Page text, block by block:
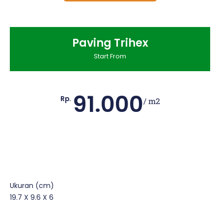
Paving Trihex
Start From
Rp. 91.000/ m2
Ukuran (cm)
19.7 X 9.6 X 6